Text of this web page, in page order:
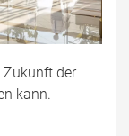
Zukunft der
kann.